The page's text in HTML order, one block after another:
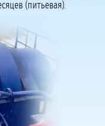
(питьевая).